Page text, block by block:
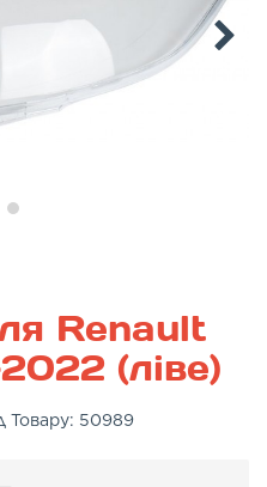
Renault
(ліве)
Товару: 50989